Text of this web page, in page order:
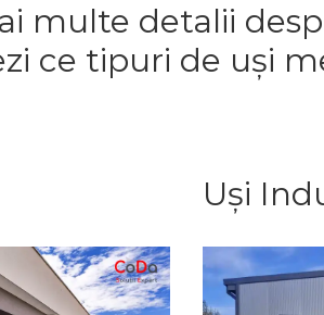
multe detalii
ce tipuri de uși
Uși